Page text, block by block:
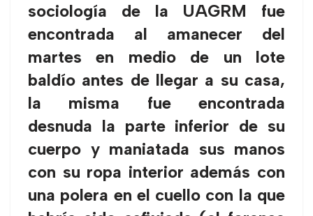
sociología de la UAGRM fue
encontrada al amanecer del
martes en medio de un lote
baldío antes de llegar a su casa,
la misma fue encontrada
desnuda la parte inferior de su
cuerpo y maniatada sus manos
con su ropa interior además con
una polera en el cuello con la que